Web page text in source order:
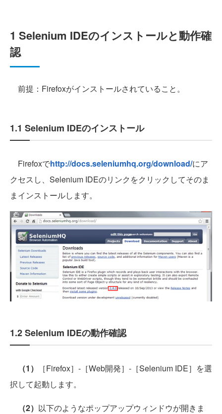
1 Selenium IDEのインストールと動作確
認
前提：Firefoxがインストールされていること。
1.1 Selenium IDEのインストール
Firefoxでhttp://docs.seleniumhq.org/download/にア
クセスし、Selenium IDEのリンクをクリックしてそのま
まインストールします。
1.2 Selenium IDEの動作確認
（1）
［Firefox］-［Web開発］-［Selenium IDE］を選
択して起動します。
（2） 以下のようなポップアップウィンドウが開きま